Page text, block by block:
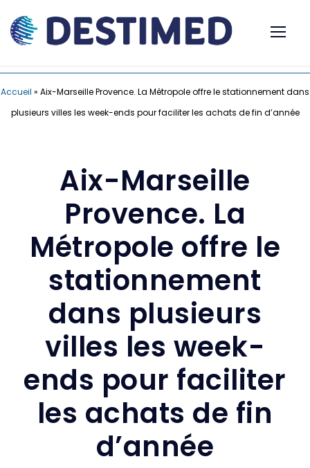
Accueil » Aix-Marseille Provence. La Métropole offre le stationnement dans
plusieurs villes les week-ends pour faciliter les achats de fin d’année
Aix-Marseille
Provence. La
Métropole offre le
stationnement
dans plusieurs
villes les week-
ends pour faciliter
les achats de fin
d’année